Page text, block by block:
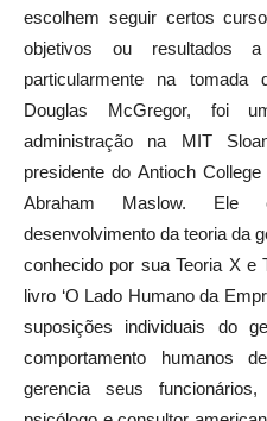
escolhem seguir certos
objetivos ou resultados
particularmente na
Douglas McGregor, foi
administração na MIT
presidente do Antioch
Abraham Maslow. Ele
desenvolvimento da teoria da
conhecido por sua Teoria X e
livro ‘O Lado Humano da
suposições individuais do
comportamento humanos
gerencia seus